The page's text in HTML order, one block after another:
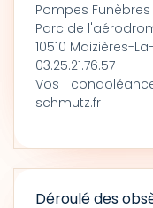
Pompes Funèbres
Parc de
10510 Maizières-
03.25.21.76.57
Vos
schmutz.fr
Déroulé des